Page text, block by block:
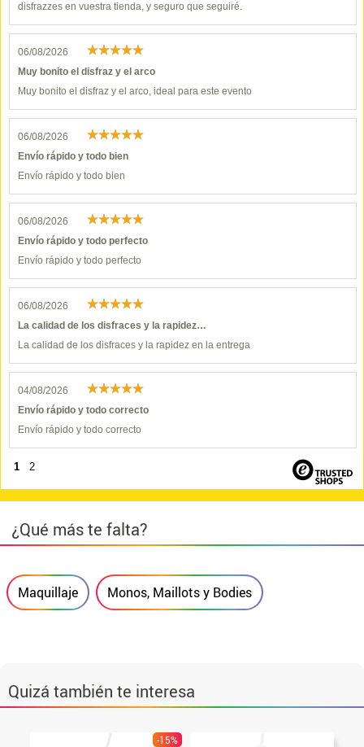
disfrazzes en vuestra tienda, y seguro que seguiré.
06/08/2026
Muy bonito el disfraz y el arco
Muy bonito el disfraz y el arco, ideal para este evento
06/08/2026
Envío rápido y todo bien
Envío rápido y todo bien
06/08/2026
Envío rápido y todo perfecto
Envío rápido y todo perfecto
06/08/2026
La calidad de los disfraces y la rapidez…
La calidad de los disfraces y la rapidez en la entrega
04/08/2026
Envío rápido y todo correcto
Envío rápido y todo correcto
1 2
¿Qué más te falta?
Maquillaje Monos, Maillots y Bodies
Quizá también te interesa
-15%